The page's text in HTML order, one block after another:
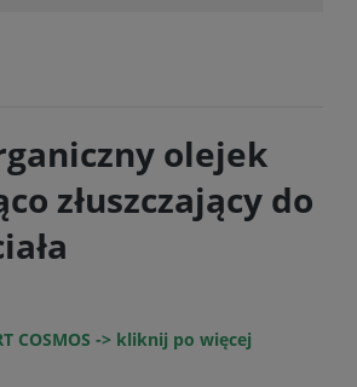
olejek
złuszczający do
COSMOS -> kliknij po więcej